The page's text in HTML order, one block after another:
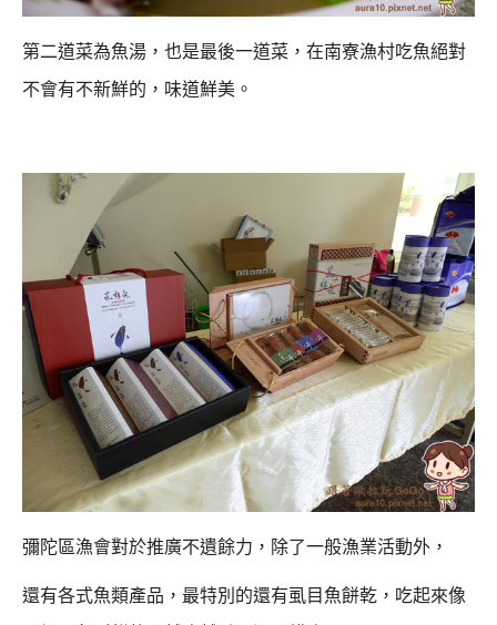
第二道菜為魚湯，也是最後一道菜， 在南寮漁村吃魚絕對
不會有不新鮮的，味道鮮美。
彌陀區漁會對於推廣不遺餘力，除了一般漁業活動外，
還有各式魚類產品，最特別的還有虱目魚餅乾， 吃起來像